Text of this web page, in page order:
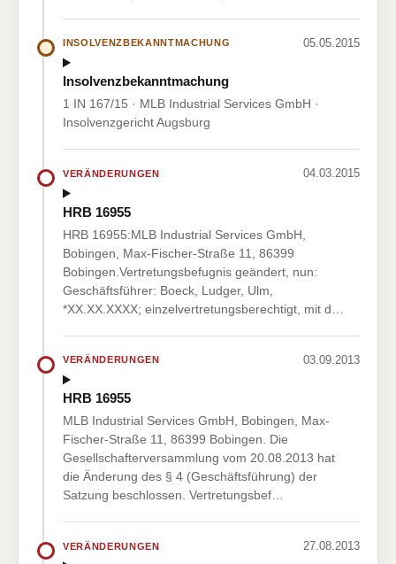
INSOLVENZBEKANNTMACHUNG 05.05.2015
Insolvenzbekanntmachung
1 IN 167/15 · MLB Industrial Services GmbH ·
Insolvenzgericht Augsburg
VERÄNDERUNGEN 04.03.2015
HRB 16955
HRB 16955:MLB Industrial Services GmbH,
Bobingen, Max-Fischer-Straße 11, 86399
Bobingen.Vertretungsbefugnis geändert, nun:
Geschäftsführer: Boeck, Ludger, Ulm,
*XX.XX.XXXX; einzelvertretungsberechtigt, mit d…
VERÄNDERUNGEN 03.09.2013
HRB 16955
MLB Industrial Services GmbH, Bobingen, Max-
Fischer-Straße 11, 86399 Bobingen. Die
Gesellschafterversammlung vom 20.08.2013 hat
die Änderung des § 4 (Geschäftsführung) der
Satzung beschlossen. Vertretungsbef…
VERÄNDERUNGEN 27.08.2013